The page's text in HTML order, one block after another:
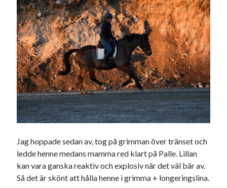
Jag hoppade sedan av, tog på grimman över tränset och
ledde henne medans mamma red klart på Palle. Lillan
kan vara ganska reaktiv och explosiv när det väl bär av.
Så det är skönt att hålla henne i grimma + longeringslina.